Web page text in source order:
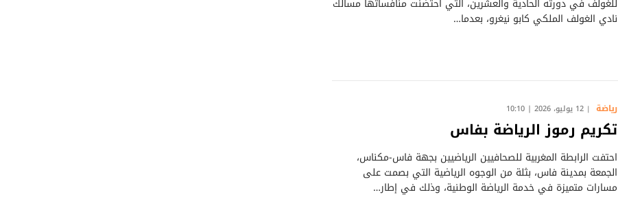
للغولف في دورته الحادية والعشرين، التي احتضنت منافساتها مسالك
نادي الغولف الملكي كابو نيغرو، بعدما…
رياضة 12 يوليو، 2026 | 10:10
تكريم رموز الرياضة بفاس
احتفت الرابطة المغربية للصحافيين الرياضيين بجهة فاس-مكناس،
الجمعة بمدينة فاس، بثلة من الوجوه الرياضية التي بصمت على
مسارات متميزة في خدمة الرياضة الوطنية، وذلك في إطار…